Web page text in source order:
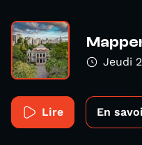
Jeudi
Lire En